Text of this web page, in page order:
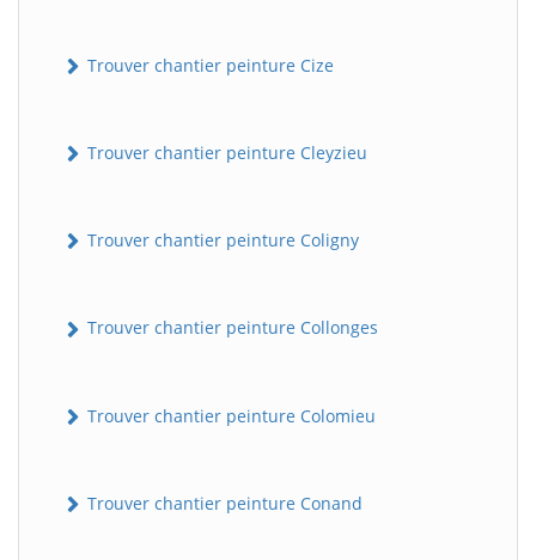
Trouver chantier peinture Cize
Trouver chantier peinture Cleyzieu
Trouver chantier peinture Coligny
Trouver chantier peinture Collonges
Trouver chantier peinture Colomieu
Trouver chantier peinture Conand